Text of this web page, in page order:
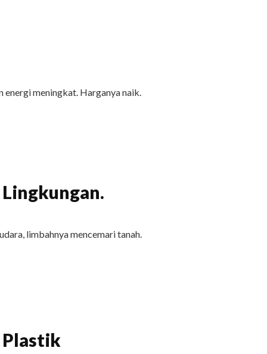
meningkat. Harganya naik.
limbahnya mencemari tanah.
Plastik